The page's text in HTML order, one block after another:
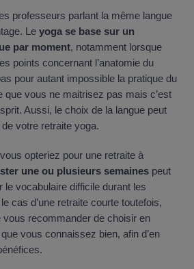
professeurs parlant la même langue
Le yoga se base sur un
par moment, notamment lorsque
points concernant l’anatomie du
pour autant impossible la pratique du
que vous ne maitrisez pas mais c’est
Aussi, le choix de la langue peut
votre retraite yoga.
opteriez pour une retraite à
une ou plusieurs semaines peut
le vocabulaire difficile durant les
cas d’une retraite courte toutefois,
vous recommander de choisir en
vous connaissez bien, afin d’en